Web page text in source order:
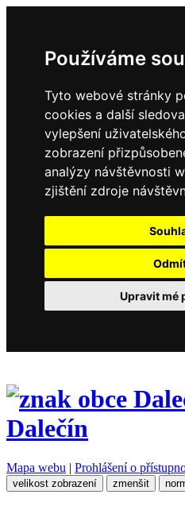
Používáme
Tyto webové stránky
cookies a další
vylepšení
zobrazení
analýzy návštěvnosti
zjištění zdroje
Upravit mé
Dalečín
Mapa webu | Prohlášení o
velikost zobrazení zmenšit
Domů
Kontakty
Aktuality